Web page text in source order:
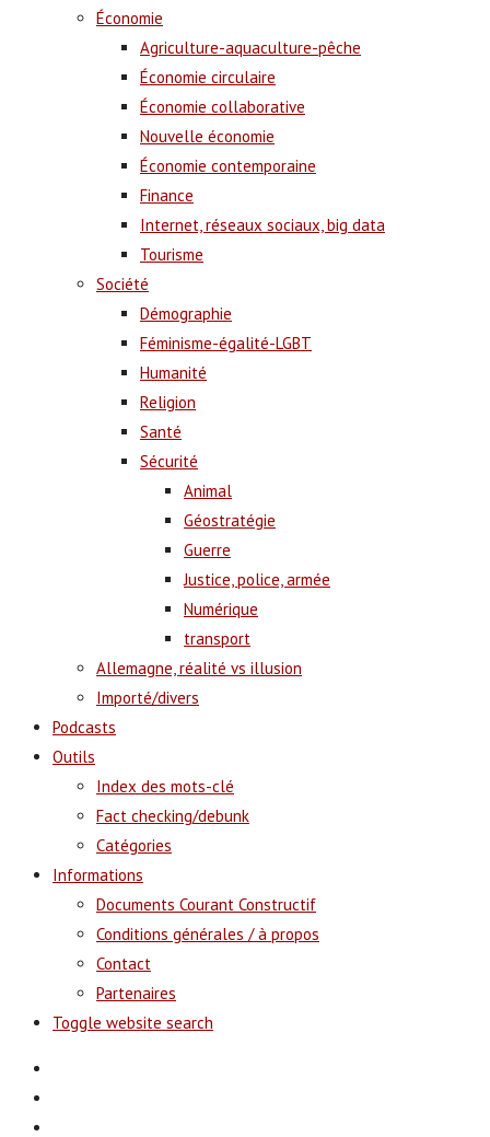
Économie
Agriculture-aquaculture-pêche
Économie circulaire
Économie collaborative
Nouvelle économie
Économie contemporaine
Finance
Internet, réseaux sociaux, big data
Tourisme
Société
Démographie
Féminisme-égalité-LGBT
Humanité
Religion
Santé
Sécurité
Animal
Géostratégie
Guerre
Justice, police, armée
Numérique
transport
Allemagne, réalité vs illusion
Importé/divers
Podcasts
Outils
Index des mots-clé
Fact checking/debunk
Catégories
Informations
Documents Courant Constructif
Conditions générales / à propos
Contact
Partenaires
Toggle website search